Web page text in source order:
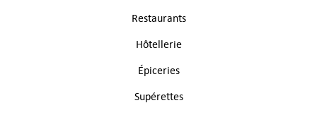
Restaurants
Hôtellerie
Épiceries
Supérettes